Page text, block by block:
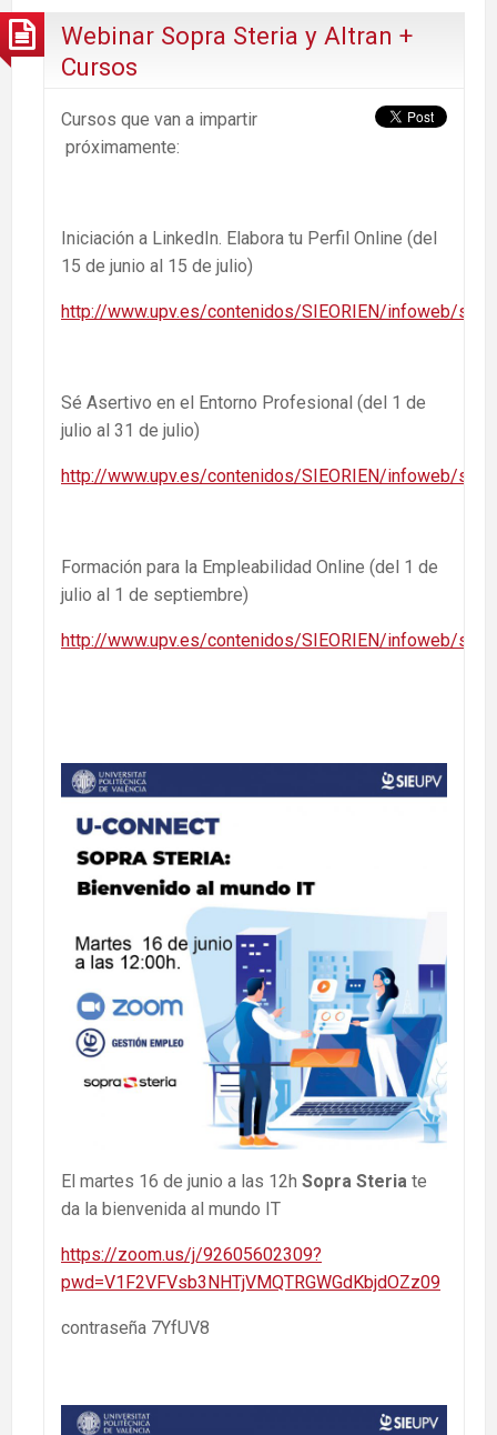
Webinar Sopra Steria y Altran +
Cursos
Cursos que van a impartir
próximamente:
Iniciación a LinkedIn. Elabora tu Perfil Online (del
15 de junio al 15 de julio)
http://www.upv.es/contenidos/SIEORIEN/infoweb/
Sé Asertivo en el Entorno Profesional (del 1 de
julio al 31 de julio)
http://www.upv.es/contenidos/SIEORIEN/infoweb/
Formación para la Empleabilidad Online (del 1 de
julio al 1 de septiembre)
http://www.upv.es/contenidos/SIEORIEN/infoweb/
El martes 16 de junio a las 12h Sopra Steria te
da la bienvenida al mundo IT
https://zoom.us/j/92605602309?
pwd=V1F2VFVsb3NHTjVMQTRGWGdKbjdOZz09
contraseña 7YfUV8